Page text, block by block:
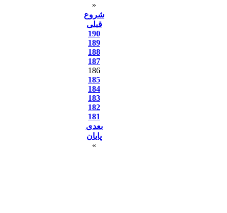
«
شروع
قبلی
190
189
188
187
186
185
184
183
182
181
بعدی
پایان
»